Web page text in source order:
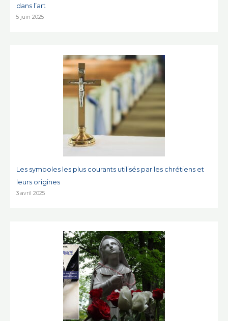
dans l’art
5 juin 2025
Les symboles les plus courants utilisés par les chrétiens et
leurs origines
3 avril 2025